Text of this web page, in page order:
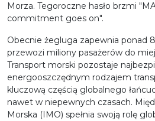
Morza. Tegoroczne hasło brzmi
commitment goes on".
Obecnie żegluga zapewnia ponad
przewozi miliony pasażerów do
Transport morski pozostaje
energooszczędnym rodzajem
kluczową częścią globalnego
nawet w niepewnych czasach.
Morska (IMO) spełnia swoją rolę